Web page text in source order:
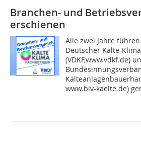
Branchen- und
erschienen
Alle zwei Jahre
Deutscher Kälte-
(VDKF,www.vdkf.de)
www.biv-kaelte.de)